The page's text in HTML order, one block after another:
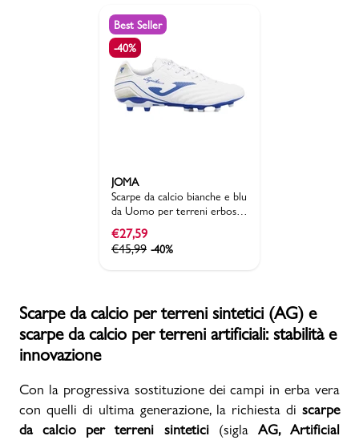
Best Seller
-40%
JOMA
Scarpe da calcio bianche e blu
da Uomo per terreni erbosi
FG Joma
€27,59
€45,99 -40%
Scarpe da calcio per terreni sintetici (AG) e
scarpe da calcio per terreni artificiali: stabilità e
innovazione
Con la progressiva sostituzione dei campi in erba vera
con quelli di ultima generazione, la richiesta di scarpe
da calcio per terreni sintetici(sigla AG, Artificial